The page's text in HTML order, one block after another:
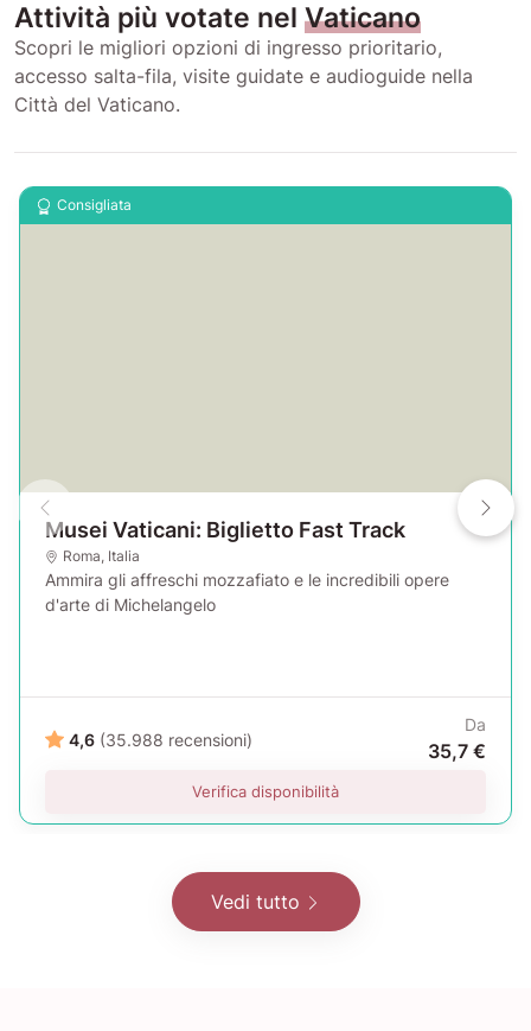
Attività più votate nel Vaticano
Scopri le migliori opzioni di ingresso prioritario,
accesso salta-fila, visite guidate e audioguide nella
Città del Vaticano.
Consigliata
Musei Vaticani: Biglietto Fast Track
Roma, Italia
Ammira gli affreschi mozzafiato e le incredibili opere
d'arte di Michelangelo
4,6 (35.988 recensioni)
Da
35,7 €
Verifica disponibilità
Vedi tutto